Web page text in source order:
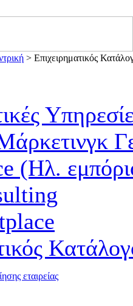
> Επιχειρηματικός
(Ηλ.
εταιρείας